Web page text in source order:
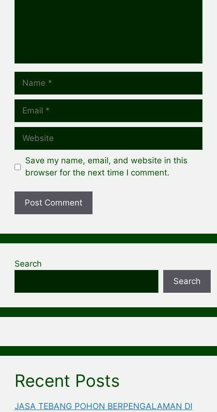
Name
Email
Website
Save my name, email, and website in this
browser for the next time I comment.
Search
Search
Recent Posts
JASA TEBANG POHON BERPENGALAMAN DI